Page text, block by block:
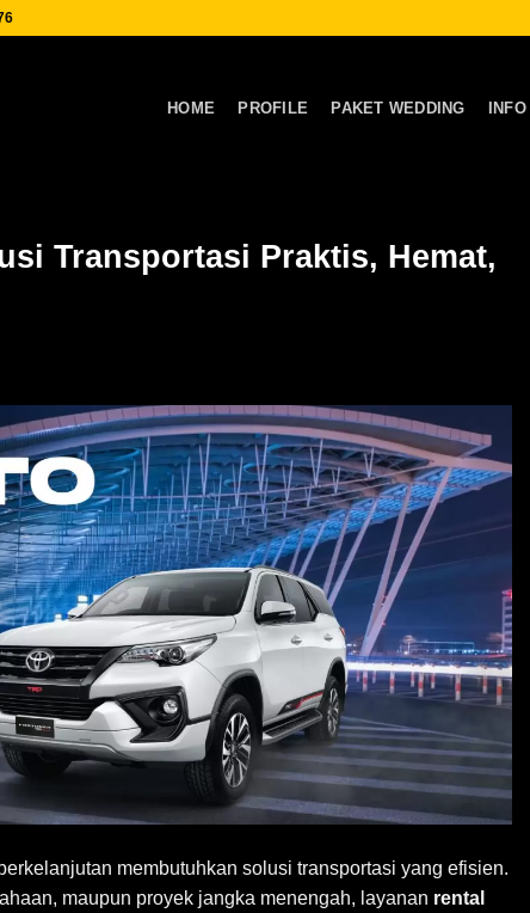
HOME PROFILE PAKET WEDDING INFO
Transportasi Praktis, Hemat,
membutuhkan solusi transportasi yang efisien.
maupun proyek jangka menengah, layanan rental